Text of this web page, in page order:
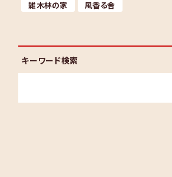
雑木林の家
風香る舎
キーワード検索